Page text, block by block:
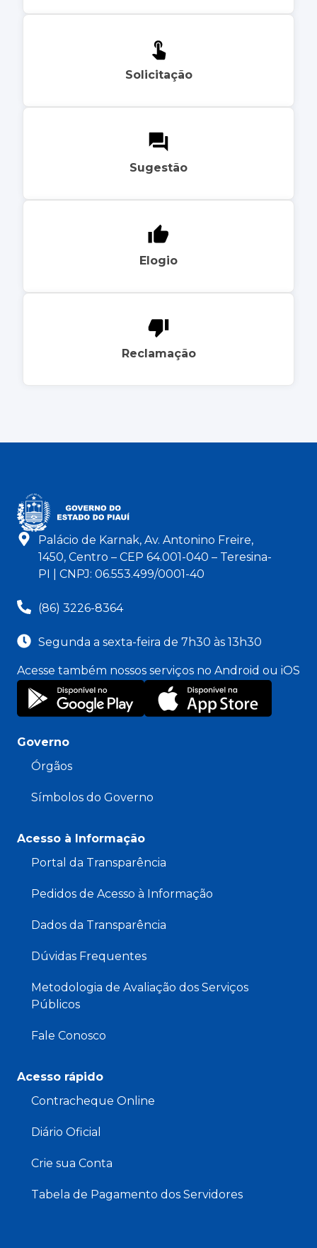
Solicitação
Sugestão
Elogio
Reclamação
Palácio de Karnak, Av. Antonino Freire,
1450, Centro – CEP 64.001-040 – Teresina-
PI | CNPJ: 06.553.499/0001-40
(86) 3226-8364
Segunda a sexta-feira de 7h30 às 13h30
Acesse também nossos serviços no Android ou iOS
Governo
Órgãos
Símbolos do Governo
Acesso à Informação
Portal da Transparência
Pedidos de Acesso à Informação
Dados da Transparência
Dúvidas Frequentes
Metodologia de Avaliação dos Serviços
Públicos
Fale Conosco
Acesso rápido
Contracheque Online
Diário Oficial
Crie sua Conta
Tabela de Pagamento dos Servidores